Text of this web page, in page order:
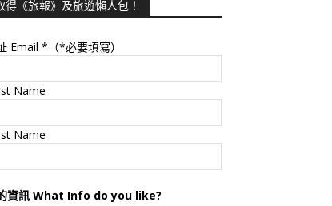
得《旅報》及旅遊懶人包！
Email *（*必要填寫）
Name
Name
資訊 What Info do you like?